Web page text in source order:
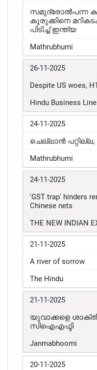
സമുദ്രോൽപന്ന
കുരുക്കിനെ
പിടിച്ച് ഇന്ത്യ
Mathrubhumi
26-11-2025
Despite US woes,
Hindu Business Line
24-11-2025
ചെല്ലാൻ
Mathrubhumi
24-11-2025
'GST trap' hinders
Chinese nets
THE NEW INDIAN
21-11-2025
A river of sorrow
The Hindu
21-11-2025
യുവാക്കളെ
സിഐഎഫ്ടി
Janmabhoomi
20-11-2025